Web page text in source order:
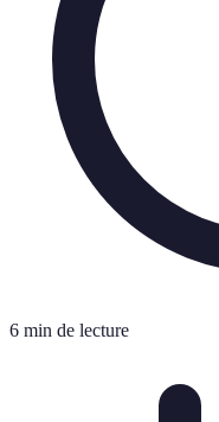
6 min de lecture